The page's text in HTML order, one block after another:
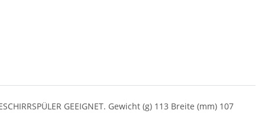
GEEIGNET. Gewicht (g) 113 Breite (mm) 107